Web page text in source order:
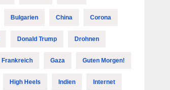
Bulgarien China Corona
Donald Trump Drohnen
Frankreich Gaza Guten Morgen!
High Heels Indien Internet